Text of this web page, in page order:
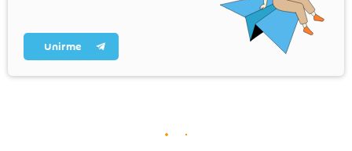
Unirme